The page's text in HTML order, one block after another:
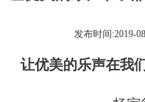
发布时间:2019-
让优美的乐声在我